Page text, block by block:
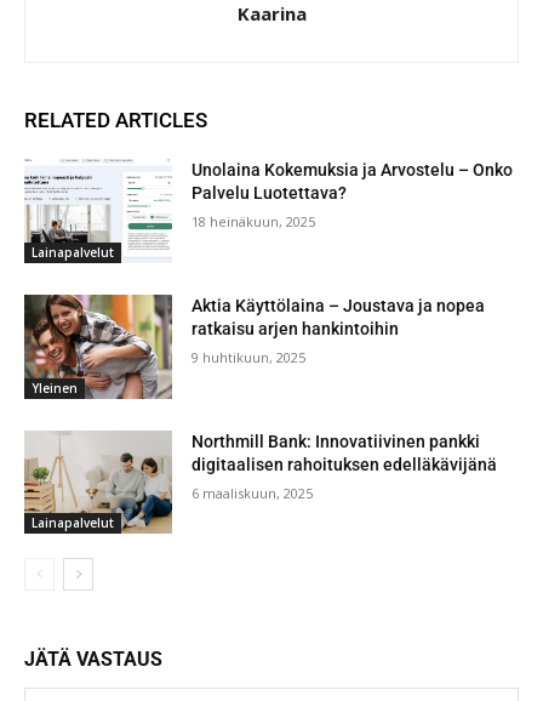
Kaarina
RELATED ARTICLES
Lainapalvelut
Unolaina Kokemuksia ja Arvostelu – Onko
Palvelu Luotettava?
18 heinäkuun, 2025
Yleinen
Aktia Käyttölaina – Joustava ja nopea
ratkaisu arjen hankintoihin
9 huhtikuun, 2025
Lainapalvelut
Northmill Bank: Innovatiivinen pankki
digitaalisen rahoituksen edelläkävijänä
6 maaliskuun, 2025
JÄTÄ VASTAUS